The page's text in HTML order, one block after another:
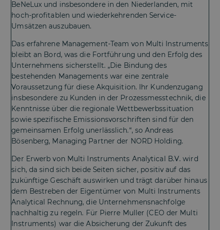
BeNeLux und insbesondere in den Niederlanden, mit
hoch-profitablen und wiederkehrenden Service-
Umsätzen auszubauen.
Das erfahrene Management-Team von Multi Instruments
bleibt an Bord, was die Fortführung und den Erfolg des
Unternehmens sicherstellt. „Die Bindung des
bestehenden Managements war eine zentrale
Voraussetzung für diese Akquisition. Ihr Kundenzugang
insbesondere zu Kunden in der Prozessmesstechnik, die
Kenntnisse über die regionale Wettbewerbssituation
sowie spezifische Emissionsvorschriften sind für den
gemeinsamen Erfolg unerlässlich.“, so Andreas
Bösenberg, Managing Partner der NORD Holding.
Der Erwerb von Multi Instruments Analytical B.V. wird
sich, da sind sich beide Seiten sicher, positiv auf das
zukünftige Geschäft auswirken und trägt darüber hinaus
dem Bestreben der Eigentümer von Multi Instruments
Analytical Rechnung, die Unternehmensnachfolge
nachhaltig zu regeln. Für Pierre Muller (CEO der Multi
Instruments) war die Absicherung der Zukunft des